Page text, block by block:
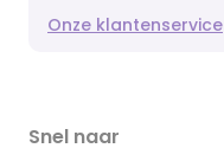
Onze klantenservice
Snel naar